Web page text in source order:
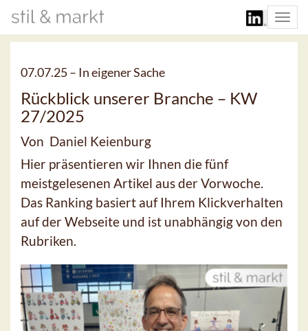
07.07.25 – In eigener Sache
Rückblick unserer Branche – KW
27/2025
Von Daniel Keienburg
Hier präsentieren wir Ihnen die fünf
meistgelesenen Artikel aus der Vorwoche.
Das Ranking basiert auf Ihrem Klickverhalten
auf der Webseite und ist unabhängig von den
Rubriken.